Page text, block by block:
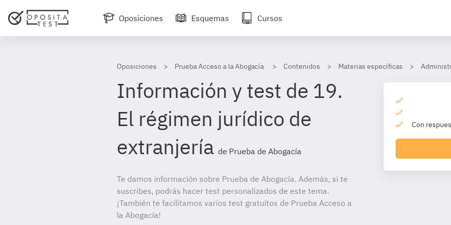
Oposiciones Esquemas Cursos
Oposiciones Prueba Acceso a la Abogacía Contenidos Materias específicas
Información y test de 19.
El régimen jurídico de
extranjería de Prueba de Abogacía
Te damos información sobre Prueba de Abogacía. Además, si te
suscribes, podrás hacer test personalizados de este tema.
¡También te facilitamos varios test gratuitos de Prueba Acceso a
la Abogacía!
Con